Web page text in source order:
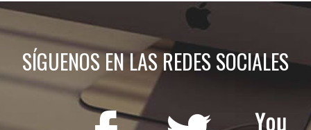
SÍGUENOS EN LAS REDES SOCIALES